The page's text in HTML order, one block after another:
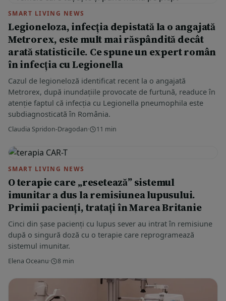
SMART LIVING NEWS
Legioneloza, infecția depistată la o angajată
Metrorex, este mult mai răspândită decât
arată statisticile. Ce spune un expert român
în infecția cu Legionella
Cazul de legioneloză identificat recent la o angajată
Metrorex, după inundațiile provocate de furtună, readuce în
atenție faptul că infecția cu Legionella pneumophila este
subdiagnosticată în România.
Claudia Spridon-Dragodan· 11 min
SMART LIVING NEWS
O terapie care „resetează” sistemul
imunitar a dus la remisiunea lupusului.
Primii pacienți, tratați în Marea Britanie
Cinci din șase pacienți cu lupus sever au intrat în remisiune
după o singură doză cu o terapie care reprogramează
sistemul imunitar.
Elena Oceanu· 8 min